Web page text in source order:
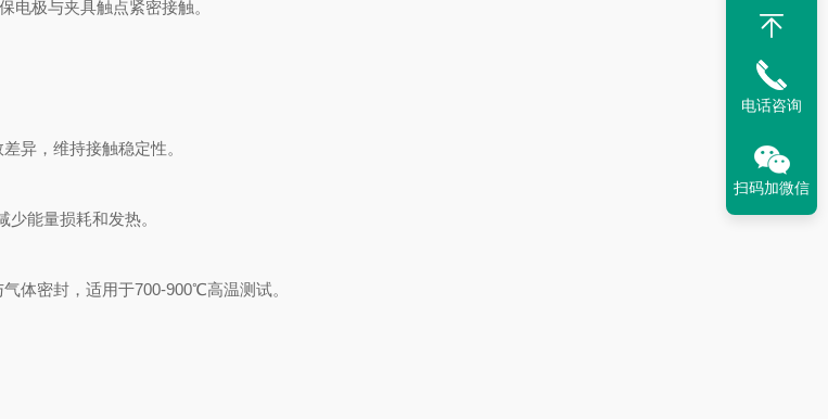
极与夹具触点紧密接触。
异，维持接触稳定性。
能量损耗和发热。
体密封，适用于700-900℃高温测试。
电话咨询
扫码加微信